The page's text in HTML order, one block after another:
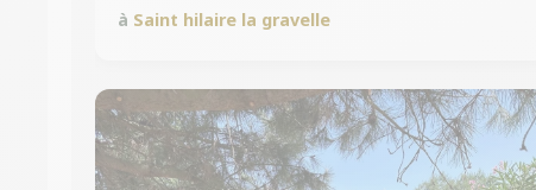
à Saint hilaire la gravelle